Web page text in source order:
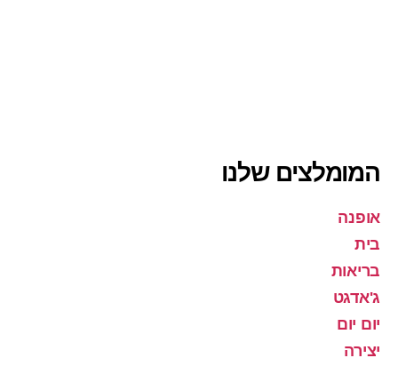
המומלצים שלנו
אופנה
בית
בריאות
ג'אדגט
יום יום
יצירה